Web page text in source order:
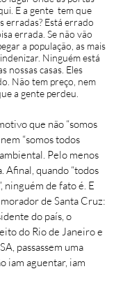
E a gente tem que
erradas? Está errado
errada. Se não vão
a população, as mais
Ninguém está
nossas casas. Eles
Não tem preço, nem
a gente perdeu.
que não “somos
“somos todos
Pelo menos
Afinal, quando “todos
ninguém de fato é. E
de Santa Cruz:
do país, o
do Rio de Janeiro e
passassem uma
iam aguentar, iam